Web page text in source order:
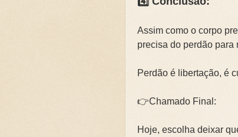
Assim como o corpo
precisa do perdão para
Perdão é libertação, é
👉Chamado Final:
Hoje, escolha deixar